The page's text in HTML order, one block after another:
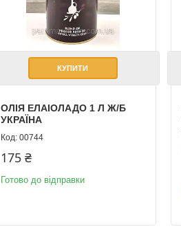
КУПИТИ
ОЛІЯ ЕЛАІОЛАДО 1 Л Ж/Б
УКРАЇНА
00744
175 ₴
Готово до відправки